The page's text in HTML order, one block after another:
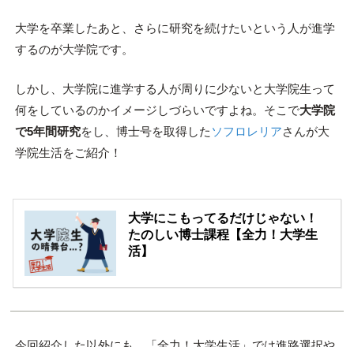
大学を卒業したあと、さらに研究を続けたいという人が進学
するのが大学院です。
しかし、大学院に進学する人が周りに少ないと大学院生って
何をしているのかイメージしづらいですよね。そこで大学院
で5年間研究をし、博士号を取得した ソフロレリアさんが大
学院生活をご紹介！
大学にこもってるだけじゃない！
たのしい博士課程【全力！大学生
活】